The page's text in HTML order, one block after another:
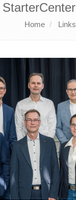
StarterCenter
Home Links